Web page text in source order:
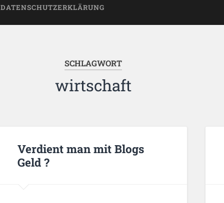
DATENSCHUTZERKLÄRUNG
SCHLAGWORT
wirtschaft
Verdient man mit Blogs
Geld ?